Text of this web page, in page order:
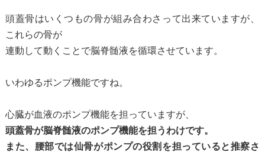
頭蓋骨はいくつもの骨が組み合わさって出来ていますが、
これらの骨が
連動して動くことで脳脊髄液を循環させています。
いわゆるポンプ機能ですね。
心臓が血液のポンプ機能を担っていますが、
頭蓋骨が脳脊髄液のポンプ機能を担うわけです。
また、腰部では仙骨がポンプの役割を担っていると推察さ